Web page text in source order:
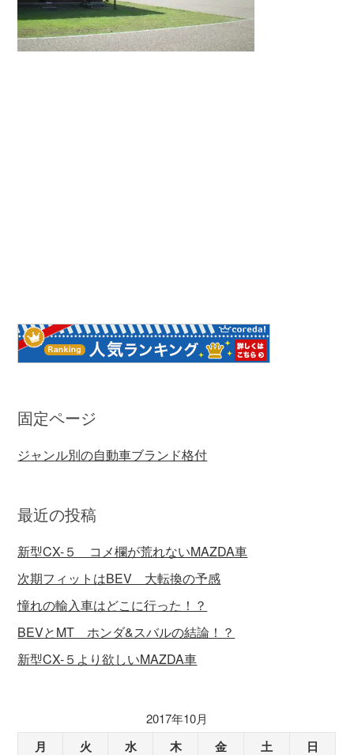
固定ページ
ジャンル別の自動車ブランド格付
最近の投稿
新型CX-５ コメ欄が荒れないMAZDA車
次期フィットはBEV 大転換の予感
憧れの輸入車はどこに行った！？
BEVとMT ホンダ&スバルの結論！？
新型CX-５より欲しいMAZDA車
2017年10月
月 火 水 木 金 土 日